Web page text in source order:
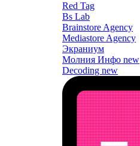
Red Tag
Bs Lab
Brainstore Agency
Mediastore Agency
Экраниум
Молния Инфо new
Decoding new